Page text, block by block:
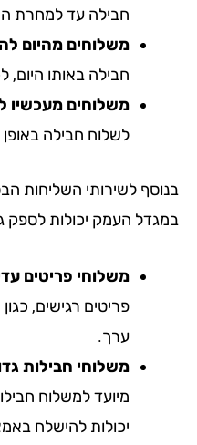
חבילה עד למחרת היום,
משלוחים מהיום להיום:
חבילה באותו היום, לכל
משלוחים מעכשיו
לשלוח חבילה באופן
לשירותי השליחות
העמק יכולות לספק גם
משלוחי פריטים עדינים:
פריטים רגישים, כגון
משלוחי חבילות
מיועד למשלוח חבילות
יכולות להישלח